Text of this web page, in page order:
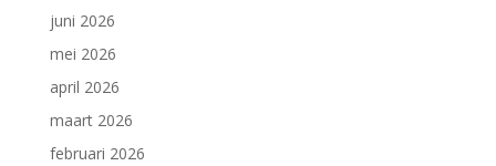
juni 2026
mei 2026
april 2026
maart 2026
februari 2026